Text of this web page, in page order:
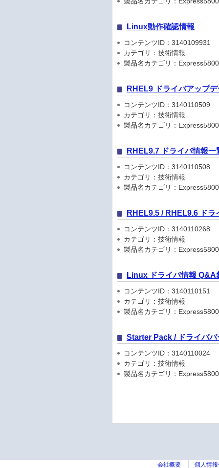
Linux動作確認情報
コンテンツID：3140109931
カテゴリ：技術情報
製品名カテゴリ：
RHEL9 ドライバアップ
コンテンツID：3140110509
カテゴリ：技術情報
製品名カテゴリ：
RHEL9.7 ドライバ情報一
コンテンツID：3140110508
カテゴリ：技術情報
製品名カテゴリ：
RHEL9.5 / RHEL9.6 ドラ
コンテンツID：3140110268
カテゴリ：技術情報
製品名カテゴリ：
Linux ドライバ情報 Q&A
コンテンツID：3140110151
カテゴリ：技術情報
製品名カテゴリ：
Starter Pack / ドライババ
コンテンツID：3140110024
カテゴリ：技術情報
製品名カテゴリ：
会社概要 個人情